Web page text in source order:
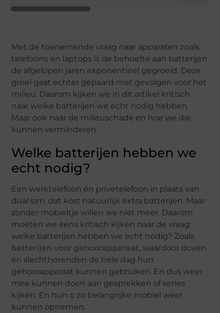
Met de toenemende vraag naar apparaten zoals
telefoons en laptops is de behoefte aan batterijen
de afgelopen jaren exponentieel gegroeid. Deze
groei gaat echter gepaard met gevolgen voor het
milieu. Daarom kijken we in dit artikel kritisch
naar welke batterijen we echt nodig hebben.
Maar ook naar de milieuschade en hoe we die
kunnen verminderen.
Welke batterijen hebben we
echt nodig?
Een werktelefoon én privetelefoon in plaats van
dual sim, dat kost natuurlijk extra batterijen. Maar
zonder mobieltje willen we niet meer. Daarom
moeten we eens kritisch kijken naar de vraag:
welke batterijen hebben we echt nodig? Zoals
batterijen voor gehoorapparaat, waardoor doven
en slechthorenden de hele dag hun
gehoorapparaat kunnen gebruiken. En dus weer
mee kunnen doen aan gesprekken of series
kijken. En hun o zo belangrijke mobiel weer
kunnen opnemen.